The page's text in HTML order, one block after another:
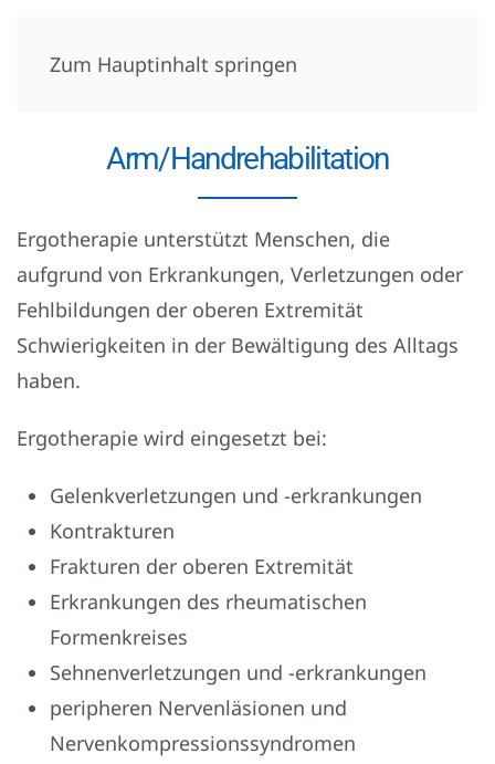
Zum Hauptinhalt springen
Arm/Handrehabilitation
Ergotherapie unterstützt Menschen, die
aufgrund von Erkrankungen, Verletzungen oder
Fehlbildungen der oberen Extremität
Schwierigkeiten in der Bewältigung des Alltags
haben.
Ergotherapie wird eingesetzt bei:
Gelenkverletzungen und -erkrankungen
Kontrakturen
Frakturen der oberen Extremität
Erkrankungen des rheumatischen
Formenkreises
Sehnenverletzungen und -erkrankungen
peripheren Nervenläsionen und
Nervenkompressionssyndromen